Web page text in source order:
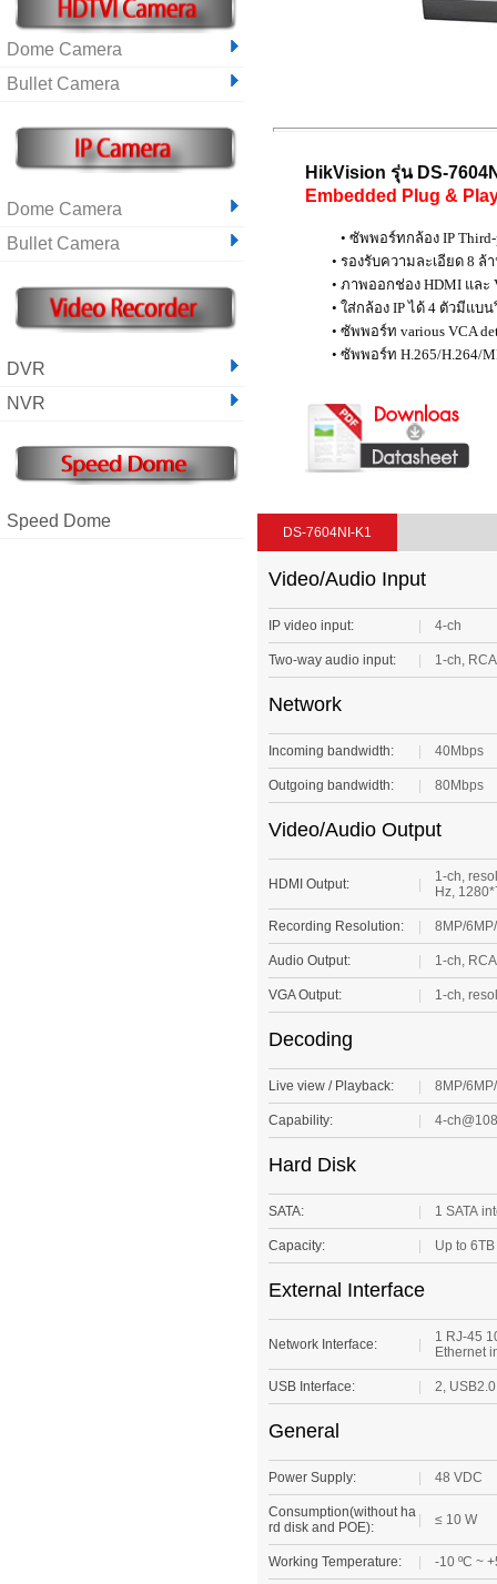
Dome Camera
Bullet Camera
Dome Camera
Bullet Camera
DVR
NVR
Speed Dome
HikVision รุ่น DS-
Embedded Plug &
• ซัพพอร์ทกล้อง IP
• รองรับความละเอียด 8 ล้
• ภาพออกช่อง HDMI แล
• ใส่กล้อง IP ได้ 4 ตัวมีแบ
• ซัพพอร์ท various VCA
• ซัพพอร์ท H.265/H.264/
DS-7604NI-K1
Video/Audio Input
IP video input: 4-ch
Two-way audio input: 1-ch,
Network
Incoming bandwidth: 40Mbps
Outgoing bandwidth: 80Mbps
Video/Audio Output
HDMI Output:
1-ch,
Hz,
Recording Resolution: 8MP/
Audio Output: 1-ch,
VGA Output: 1-ch,
Decoding
Live view / Playback: 8MP/
Capability: 4-
Hard Disk
SATA: 1 SATA
Capacity: Up to
External Interface
Network Interface:
1 RJ-45
Ethernet
USB Interface: 2, USB2.0
General
Power Supply: 48 VDC
Consumption(without ha
rd disk and POE):
≤ 10 W
Working Temperature: -10 ºC ~